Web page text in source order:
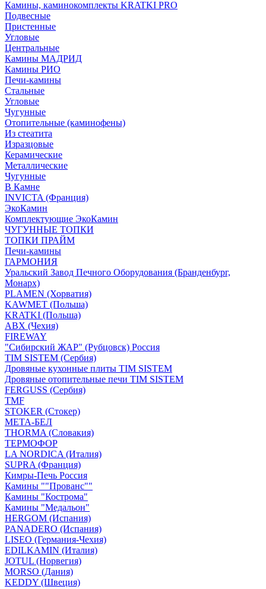
Камины, каминокомплекты KRATKI PRO
Подвесные
Пристенные
Угловые
Центральные
Камины МАДРИД
Камины РИО
Печи-камины
Стальные
Угловые
Чугунные
Отопительные (каминофены)
Из стеатита
Изразцовые
Керамические
Металлические
Чугунные
В Камне
INVICTA (Франция)
ЭкоКамин
Комплектующие ЭкоКамин
ЧУГУННЫЕ ТОПКИ
ТОПКИ ПРАЙМ
Печи-камины
ГАРМОНИЯ
Уральский Завод Печного Оборудования (Бранденбург,
Монарх)
PLAMEN (Хорватия)
KAWMET (Польша)
KRATKI (Польша)
ABX (Чехия)
FIREWAY
"Сибирский ЖАР" (Рубцовск) Россия
TIM SISTEM (Сербия)
Дровяные кухонные плиты TIM SISTEM
Дровяные отопительные печи TIM SISTEM
FERGUSS (Сербия)
TMF
STOKER (Стокер)
МЕТА-БЕЛ
THORMA (Словакия)
ТЕРМОФОР
LA NORDICA (Италия)
SUPRA (Франция)
Кимры-Печь Россия
Камины ""Прованс""
Камины "Кострома"
Камины "Медальон"
HERGOM (Испания)
PANADERO (Испания)
LISEO (Германия-Чехия)
EDILKAMIN (Италия)
JOTUL (Норвегия)
MORSO (Дания)
KEDDY (Швеция)